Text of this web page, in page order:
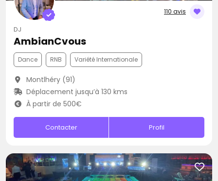
110 avis
DJ
AmbianCvous
Dance RNB Variété Internationale
Montlhéry (91)
Déplacement jusqu’à 130 kms
À partir de 500€
Contacter Profil